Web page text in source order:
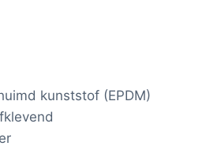
kunststof (EPDM)